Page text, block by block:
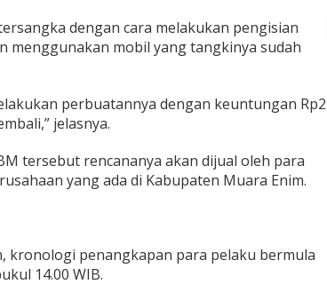
dengan cara melakukan pengisian
menggunakan mobil yang tangkinya sudah
perbuatannya dengan keuntungan Rp2
jelasnya.
tersebut rencananya akan dijual oleh para
yang ada di Kabupaten Muara Enim.
kronologi penangkapan para pelaku bermula
14.00 WIB.